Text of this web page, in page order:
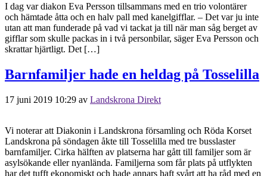
I dag var diakon Eva Persson tillsammans med en trio volontärer
och hämtade åtta och en halv pall med kanelgifflar. – Det var ju inte
utan att man funderade på vad vi tackat ja till när man såg berget av
gifflar som skulle packas in i två personbilar, säger Eva Persson och
skrattar hjärtligt. Det […]
Barnfamiljer hade en heldag på Tosselilla
17 juni 2019 10:29 av Landskrona Direkt
Vi noterar att Diakonin i Landskrona församling och Röda Korset
Landskrona på söndagen åkte till Tosselilla med tre busslaster
barnfamiljer. Cirka hälften av platserna har gått till familjer som är
asylsökande eller nyanlända. Familjerna som får plats på utflykten
har det tufft ekonomiskt och hade annars haft svårt att ha råd med en